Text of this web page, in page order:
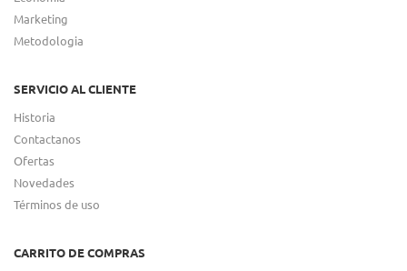
Marketing
Metodologia
SERVICIO AL CLIENTE
Historia
Contactanos
Ofertas
Novedades
Términos de uso
CARRITO DE COMPRAS